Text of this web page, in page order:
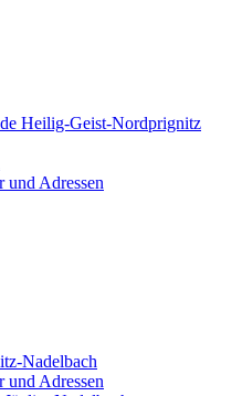
Heilig-Geist-Nordprignitz
und Adressen
Nadelbach
und Adressen